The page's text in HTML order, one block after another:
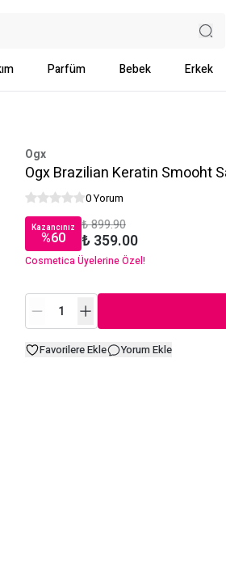
Parfüm Bebek Erkek
Ogx
Ogx Brazilian Keratin Smooht
0 Yorum
Kazancınız
%60
₺ 899.90
₺ 359.00
Cosmetica Üyelerine Özel!
Favorilere Ekle Yorum Ekle